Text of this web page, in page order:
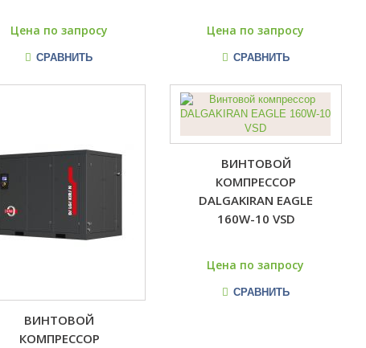
Цена по запросу
СРАВНИТЬ
Цена по запросу
СРАВНИТЬ
ВИНТОВОЙ
КОМПРЕССОР
ВИНТОВОЙ
КОМПРЕССОР
DALGAKIRAN EAGLE
160W-10 VSD
Цена по запросу
СРАВНИТЬ